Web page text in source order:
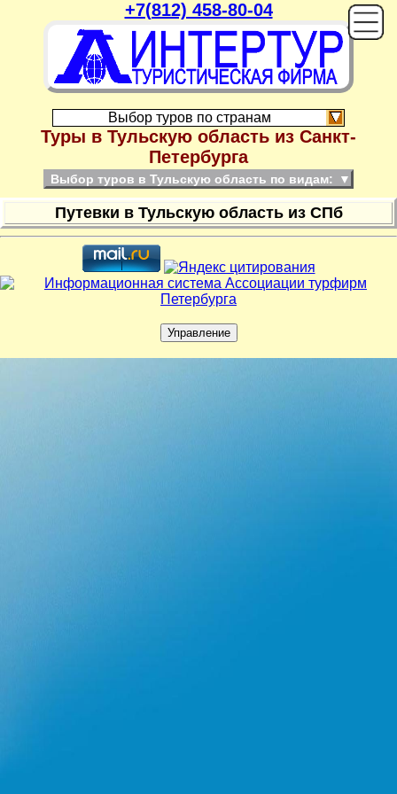
+7(812) 458-80-04
Выбор туров по странам
Туры в Тульскую область из Санкт-
Петербурга
Выбор туров в Тульскую область по видам: ▼
Путевки в Тульскую область из СПб